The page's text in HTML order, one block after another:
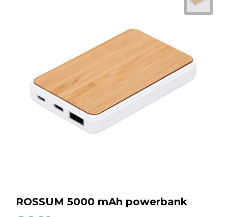
ROSSUM 5000 mAh powerbank